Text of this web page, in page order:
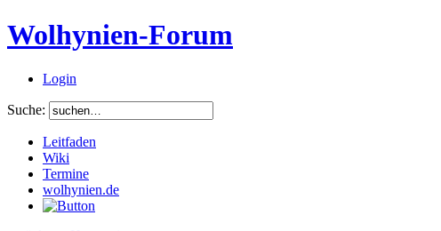
Wolhynien-Forum
Login
Suche:
Leitfaden
Wiki
Termine
wolhynien.de